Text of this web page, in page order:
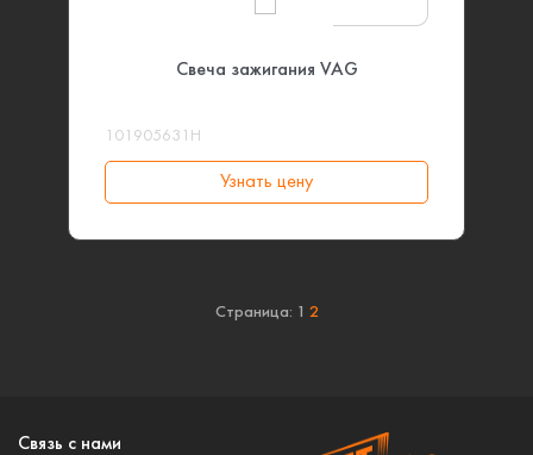
Свеча зажигания VAG
101905631H
Узнать цену
Страница: 1 2
Связь с нами